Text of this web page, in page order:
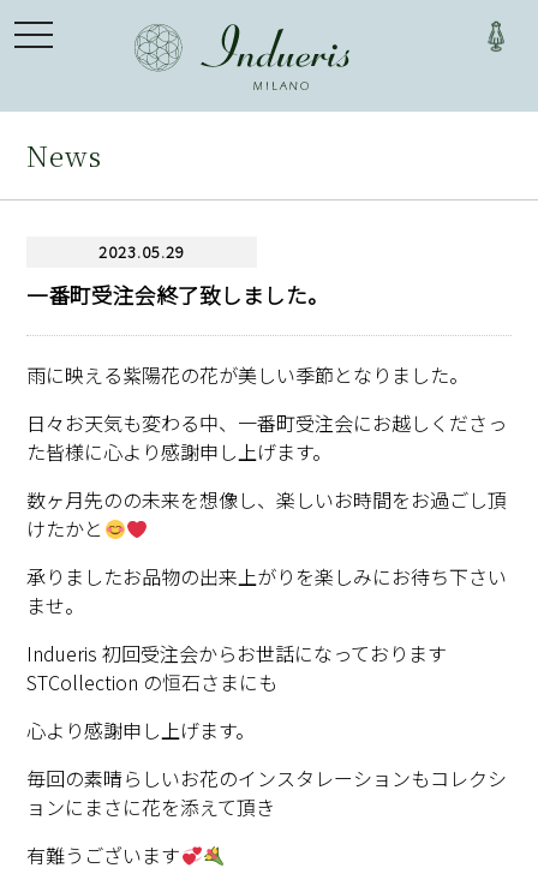
toggle
News
2023.05.29
一番町受注会終了致しました。
雨に映える紫陽花の花が美しい季節となりました。
日々お天気も変わる中、一番町受注会にお越しくださっ
た皆様に心より感謝申し上げます。
数ヶ月先のの未来を想像し、楽しいお時間をお過ごし頂
けたかと
承りましたお品物の出来上がりを楽しみにお待ち下さい
ませ。
Indueris 初回受注会からお世話になっております
STCollection の恒石さまにも
心より感謝申し上げます。
毎回の素晴らしいお花のインスタレーションもコレクシ
ョンにまさに花を添えて頂き
有難うございます